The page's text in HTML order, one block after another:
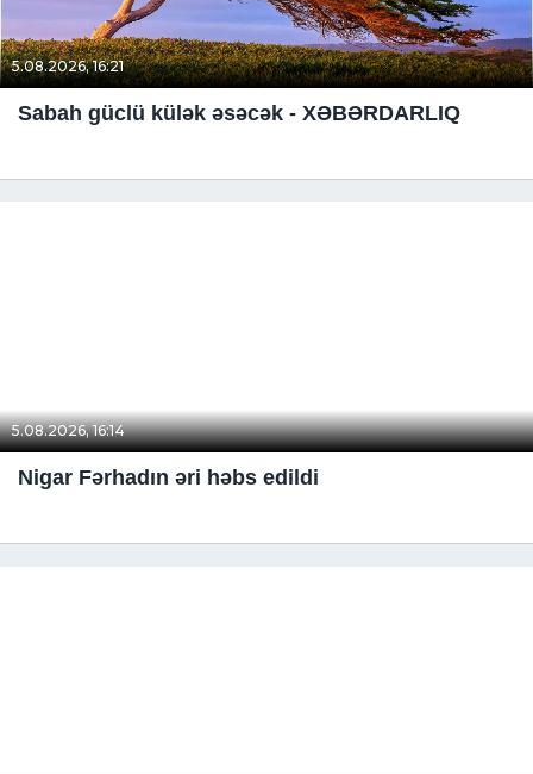
5.08.2026, 16:21
Sabah güclü külək əsəcək - XƏBƏRDARLIQ
5.08.2026, 16:14
Nigar Fərhadın əri həbs edildi